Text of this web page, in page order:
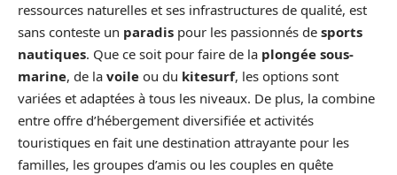
ressources naturelles et ses infrastructures de qualité, est
sans conteste un paradis pour les passionnés de sports
nautiques. Que ce soit pour faire de la plongée sous-
marine, de la voile ou du kitesurf, les options sont
variées et adaptées à tous les niveaux. De plus, la combine
entre offre d’hébergement diversifiée et activités
touristiques en fait une destination attrayante pour les
familles, les groupes d’amis ou les couples en quête